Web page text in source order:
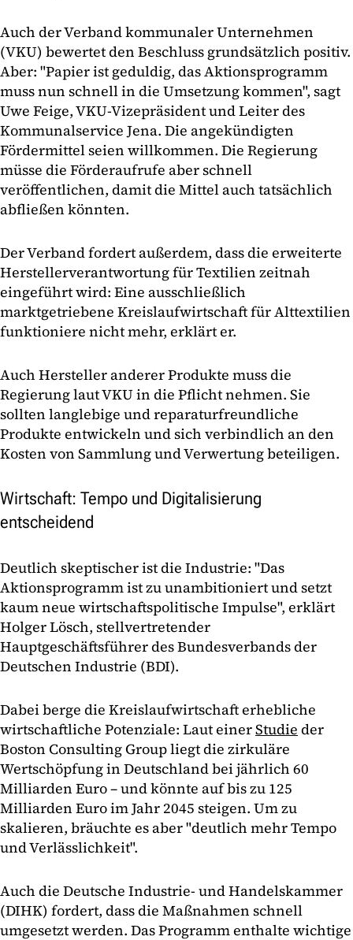
Auch der Verband kommunaler Unternehmen
(VKU) bewertet den Beschluss grundsätzlich positiv.
Aber: "Papier ist geduldig, das Aktionsprogramm
muss nun schnell in die Umsetzung kommen", sagt
Uwe Feige, VKU-Vizepräsident und Leiter des
Kommunalservice Jena. Die angekündigten
Fördermittel seien willkommen. Die Regierung
müsse die Förderaufrufe aber schnell
veröffentlichen, damit die Mittel auch tatsächlich
abfließen könnten.
Der Verband fordert außerdem, dass die erweiterte
Herstellerverantwortung für Textilien zeitnah
eingeführt wird: Eine ausschließlich
marktgetriebene Kreislaufwirtschaft für Alttextilien
funktioniere nicht mehr, erklärt er.
Auch Hersteller anderer Produkte muss die
Regierung laut VKU in die Pflicht nehmen. Sie
sollten langlebige und reparaturfreundliche
Produkte entwickeln und sich verbindlich an den
Kosten von Sammlung und Verwertung beteiligen.
Wirtschaft: Tempo und Digitalisierung
entscheidend
Deutlich skeptischer ist die Industrie: "Das
Aktionsprogramm ist zu unambitioniert und setzt
kaum neue wirtschaftspolitische Impulse", erklärt
Holger Lösch, stellvertretender
Hauptgeschäftsführer des Bundesverbands der
Deutschen Industrie (BDI).
Dabei berge die Kreislaufwirtschaft erhebliche
wirtschaftliche Potenziale: Laut einerStudie der
Boston Consulting Group liegt die zirkuläre
Wertschöpfung in Deutschland bei jährlich 60
Milliarden Euro – und könnte auf bis zu 125
Milliarden Euro im Jahr 2045 steigen. Um zu
skalieren, bräuchte es aber "deutlich mehr Tempo
und Verlässlichkeit".
Auch die Deutsche Industrie- und Handelskammer
(DIHK) fordert, dass die Maßnahmen schnell
umgesetzt werden. Das Programm enthalte wichtige